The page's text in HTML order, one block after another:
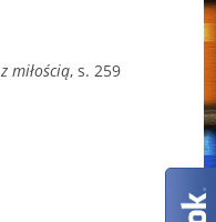
miłością, s. 259